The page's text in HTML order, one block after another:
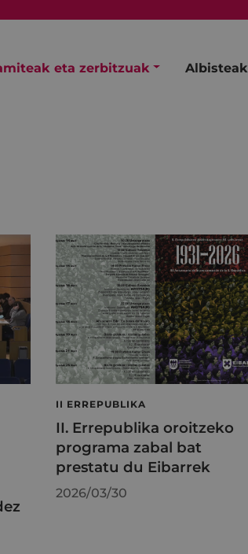
eta zerbitzuak Albisteak
II ERREPUBLIKA
II. Errepublika oroitzeko
programa zabal bat
prestatu du Eibarrek
2026/03/30